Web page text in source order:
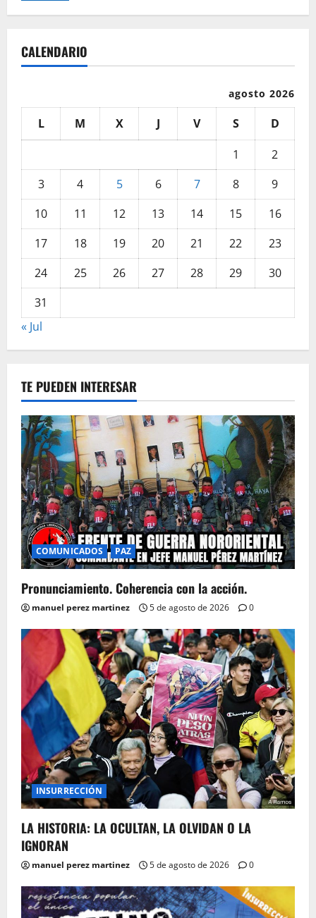
CALENDARIO
agosto 2026
L M X J V S
D
1
2
3
4 5 6 7 8
9
10
11 12 13 14 15
16
17
18 19 20 21 22
23
24
25 26 27 28 29
30
31
« Jul
TE PUEDEN INTERESAR
COMUNICADOS PAZ
Pronunciamiento. Coherencia con la acción.
manuel perez martinez 5 de agosto de 2026 0
INSURRECCIÓN
LA HISTORIA: LA OCULTAN, LA OLVIDAN O LA
IGNORAN
manuel perez martinez 5 de agosto de 2026 0